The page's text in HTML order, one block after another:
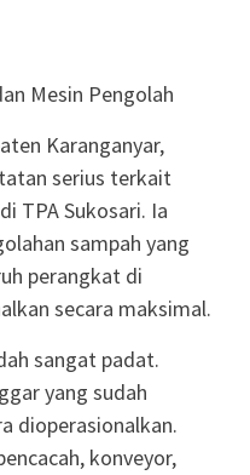
Mesin Pengolah
Karanganyar,
serius terkait
TPA Sukosari. Ia
sampah yang
perangkat di
secara maksimal.
sangat padat.
yang sudah
dioperasionalkan.
konveyor,